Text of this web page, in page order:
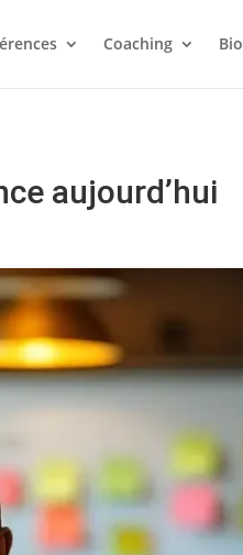
votre QE gratuitement.
Coaching Bio
aujourd’hui